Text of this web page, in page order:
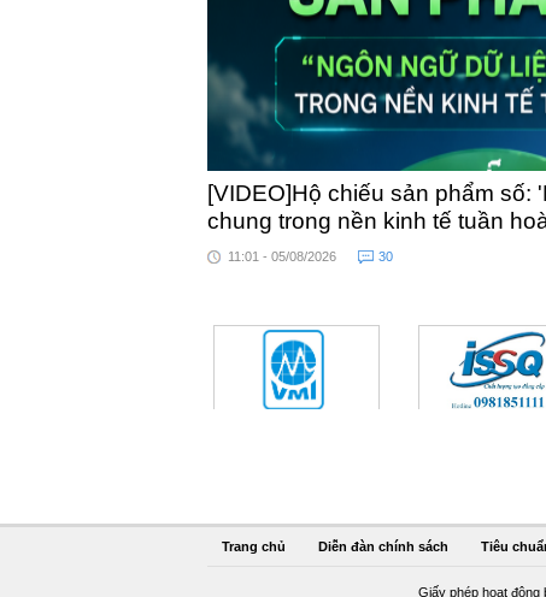
[VIDEO]Hộ chiếu sản phẩm số:
chung trong nền kinh tế tuần
11:01 - 05/08/2026 30
Trang chủ Diễn đàn chính sách Tiêu
Giấy phép hoạt động